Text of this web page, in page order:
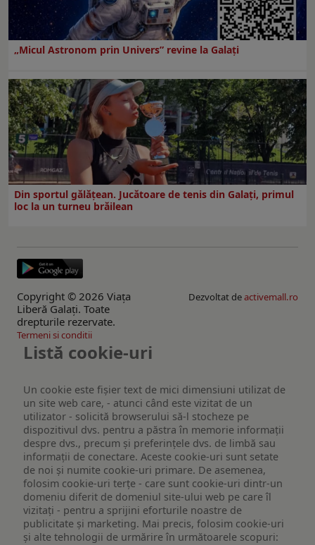
„Micul Astronom prin Univers” revine la Galați
Din sportul gălățean. Jucătoare de tenis din Galați, primul
loc la un turneu brăilean
Copyright © 2026 Viaţa
Liberă Galaţi. Toate
drepturile rezervate.
Dezvoltat deactivemall.ro
Termeni si conditii
Listă cookie-uri
Un cookie este fişier text de mici dimensiuni utilizat de
un site web care, - atunci când este vizitat de un
utilizator - solicită browserului să-l stocheze pe
dispozitivul dvs. pentru a păstra în memorie informații
despre dvs., precum și preferințele dvs. de limbă sau
informații de conectare. Aceste cookie-uri sunt setate
de noi și numite cookie-uri primare. De asemenea,
folosim cookie-uri terțe - care sunt cookie-uri dintr-un
domeniu diferit de domeniul site-ului web pe care îl
vizitați - pentru a sprijini eforturile noastre de
publicitate și marketing. Mai precis, folosim cookie-uri
și alte tehnologii de urmărire în următoarele scopuri: